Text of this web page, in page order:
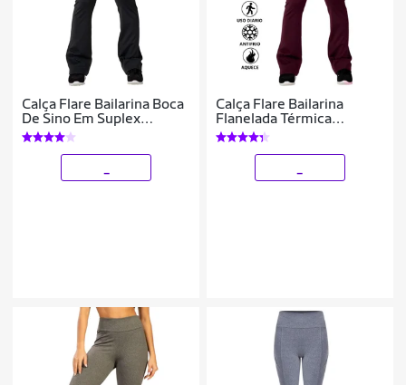
Calça Flare Bailarina Boca
De Sino Em Suplex
Cintura Bem Alta
Confortavél WOLFOX
Calça Flare Bailarina
Flanelada Térmica
Antifrio Forrada Em
Suplex WOLFOX